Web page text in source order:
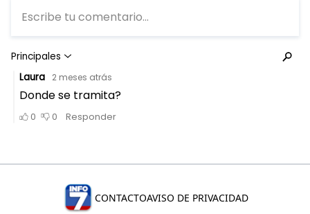
CONTACTOAVISO DE PRIVACIDAD